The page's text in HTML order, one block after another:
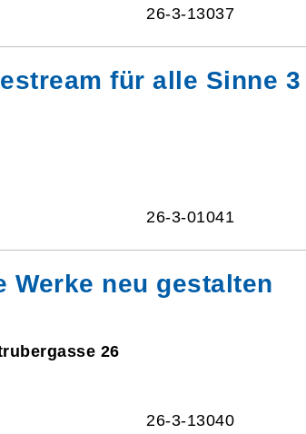
26-3-13037
für alle Sinne 3
26-3-01041
neu gestalten
26
26-3-13040